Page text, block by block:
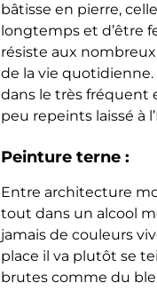
bâtisse en pierre,
longtemps et d’être
résiste aux
de la vie
dans le très fréquent
peu repeints laissé à
Peinture terne :
Entre architecture
tout dans un alcool
jamais de couleurs
place il va plutôt se
brutes comme du